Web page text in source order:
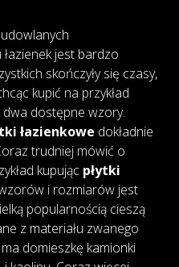
jest bardzo
skończyły się czasy,
kupić na przykład
dwa dostępne wzory.
łazienkowe dokładnie
trudniej mówić o
kupując płytki
i rozmiarów jest
popularnością cieszą
z materiału zwanego
domieszkę kamionki